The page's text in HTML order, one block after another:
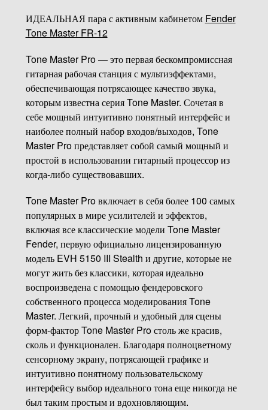
ИДЕАЛЬНАЯ пара с активным кабинетом Fender
Tone Master FR-12
Tone Master Pro — это первая бескомпромиссная
гитарная рабочая станция с мультиэффектами,
обеспечивающая потрясающее качество звука,
которым известна серия Tone Master. Сочетая в
себе мощный интуитивно понятный интерфейс и
наиболее полный набор входов/выходов, Tone
Master Pro представляет собой самый мощный и
простой в использовании гитарный процессор из
когда-либо существовавших.
Tone Master Pro включает в себя более 100 самых
популярных в мире усилителей и эффектов,
включая все классические модели Tone Master
Fender, первую официально лицензированную
модель EVH 5150 III Stealth и другие, которые не
могут жить без классики, которая идеально
воспроизведена с помощью фендеровского
собственного процесса моделирования Tone
Master. Легкий, прочный и удобный для сцены
форм-фактор Tone Master Pro столь же красив,
сколь и функционален. Благодаря полноцветному
сенсорному экрану, потрясающей графике и
интуитивно понятному пользовательскому
интерфейсу выбор идеального тона еще никогда не
был таким простым и вдохновляющим.